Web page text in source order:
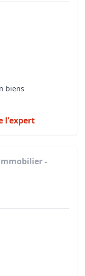
biens
l'expert
-